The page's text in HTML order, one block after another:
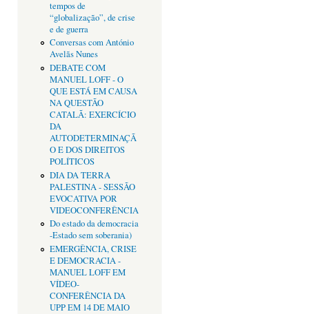
tempos de
“globalização”, de crise
e de guerra
Conversas com António
Avelãs Nunes
DEBATE COM
MANUEL LOFF - O
QUE ESTÁ EM CAUSA
NA QUESTÃO
CATALÃ: EXERCÍCIO
DA
AUTODETERMINAÇÃ
O E DOS DIREITOS
POLÍTICOS
DIA DA TERRA
PALESTINA - SESSÃO
EVOCATIVA POR
VIDEOCONFERÊNCIA
Do estado da democracia
-Estado sem soberania)
EMERGÊNCIA, CRISE
E DEMOCRACIA -
MANUEL LOFF EM
VÍDEO-
CONFERÊNCIA DA
UPP EM 14 DE MAIO